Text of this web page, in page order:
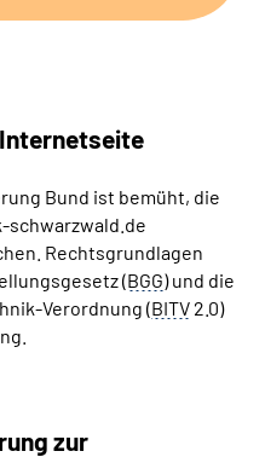
Bund ist bemüht, die
Rechtsgrundlagen
(BGG) und die
Verordnung (BITV 2.0)
zur